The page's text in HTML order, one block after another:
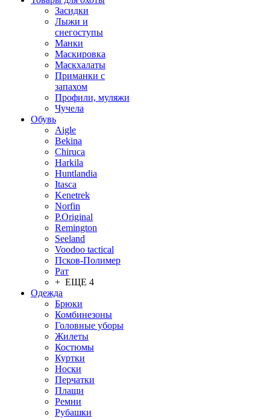
Засидки
Лыжи и
снегоступы
Манки
Маскировка
Маскхалаты
Приманки с
запахом
Профили, муляжи
Чучела
Обувь
Aigle
Bekina
Chiruсa
Harkila
Huntlandia
Itasca
Kenetrek
Norfin
P.Original
Remington
Seeland
Voodoo tactical
Псков-Полимер
Рат
+ ЕЩЕ 4
Одежда
Брюки
Комбинезоны
Головные уборы
Жилеты
Костюмы
Куртки
Носки
Перчатки
Плащи
Ремни
Рубашки